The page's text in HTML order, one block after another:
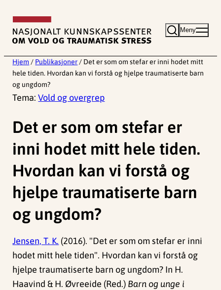
innhold
Meny
Hjem / Publikasjoner / Det er som om stefar er inni hodet mitt
hele tiden. Hvordan kan vi forstå og hjelpe traumatiserte barn
og ungdom?
Tema:Vold og overgrep
Det er som om stefar er
inni hodet mitt hele tiden.
Hvordan kan vi forstå og
hjelpe traumatiserte barn
og ungdom?
Jensen, T. K. (2016). "Det er som om stefar er inni
hodet mitt hele tiden". Hvordan kan vi forstå og
hjelpe traumatiserte barn og ungdom? In H.
Haavind & H. Øvreeide (Red.) Barn og unge i